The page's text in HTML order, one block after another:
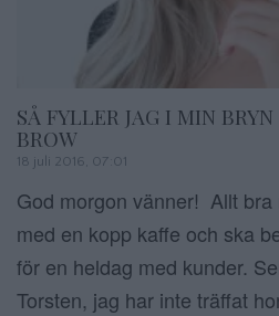
SÅ FYLLER JAG I MIN
BROW
18 juli 2016, 07:01
God morgon vänner! Allt
med en kopp kaffe och ska
för en heldag med kunder.
Torsten, jag har inte träffat